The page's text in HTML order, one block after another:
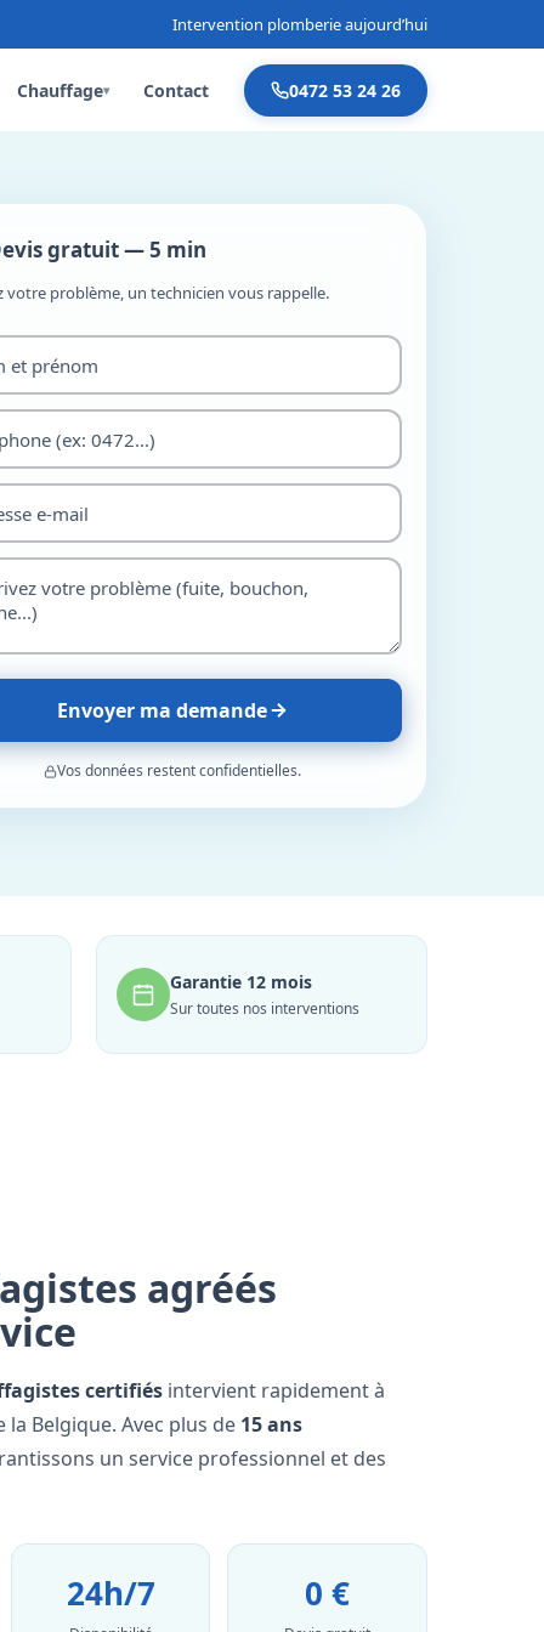
Intervention plomberie aujourd’hui
Chauffage▾ Contact 0472 53 24 26
gratuit — 5 min
votre problème, un technicien vous rappelle.
Envoyer ma demande
Vos données restent confidentielles.
Garantie 12 mois
Sur toutes nos interventions
agréés
certifiés intervient rapidement à
Belgique. Avec plus de 15 ans
un service professionnel et des
24h/7 0 €